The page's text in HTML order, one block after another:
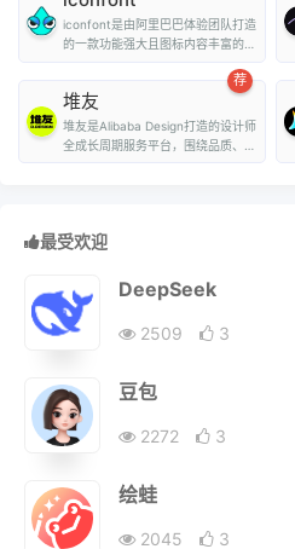
iconfont是由阿里巴巴体验团队打造
的一款功能强大且图标内容丰富的矢
荐
堆友
堆友是Alibaba Design打造的设计师
全成长周期服务平台，围绕品质、效
最受欢迎
DeepSeek
2509 3
豆包
2272 3
绘蛙
2045 3